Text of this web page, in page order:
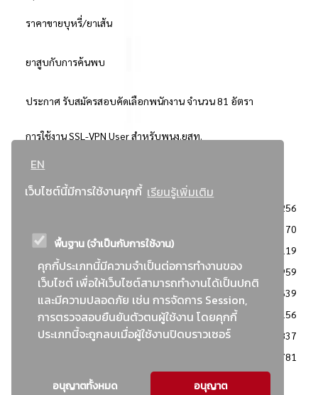
EN
เว็บไซต์นี้มีการใช้งานคุกกี้ เรียนรู้เพิ่มเติม
พื้นฐาน (จำเป็นกับการใช้งาน)
คุกกี้ประเภทนี้มีความจำเป็นต่อการทำงานของ
เว็บไซต์ เพื่อให้เว็บไซต์สามารถทำงานได้เป็นปกติ
และมีความปลอดภัย เช่น การจัดการ Session,
การตรวจสอบยืนยันตัวตนผู้ใช้งาน โดยคุกกี้
ประเภทนี้จะถูกลบเมื่อผู้ใช้งานปิดบราวเซอร์
อนุญาตทั้งหมด อนุญาต
ราคาขายบุหรี่/ยาเส้น
ยาสูบกับการค้นพบ
ประกาศ รับสมัครสอบคัดเลือกพนักงาน จำนวน 81 อัตรา
การใช้งาน SSL-VPN User สำหรับพนง.ยสท.
..ยอดนิยม..
3256
2370
: วิธีเฉพาะเจาะจง
2119
ข่าวสาร/ประกาศ
1959
: เอกสารส่งเสริมความโปร่งใสในการจัดซื้อจัดจ้าง
1639
ข่าวสารจัดซื้อจัดจ้าง
1156
: แผนการจัดซื้อจัดจ้าง
837
781